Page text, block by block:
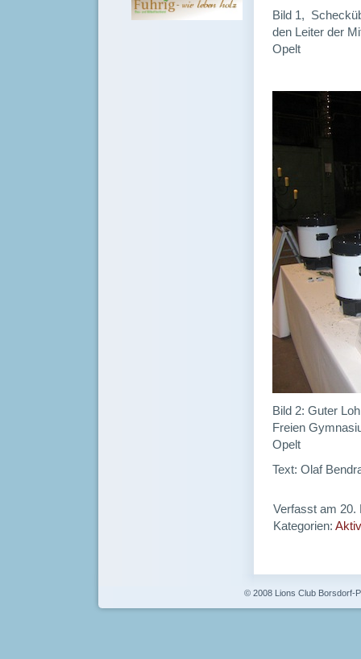
Bild 1,
den Leiter der
Opelt
Bild 2: Guter
Freien
Opelt
Text: Olaf
Verfasst am 20.
Kategorien:
© 2008 Lions Club Borsdorf-